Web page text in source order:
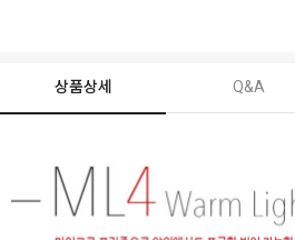
상품상세 Q&A